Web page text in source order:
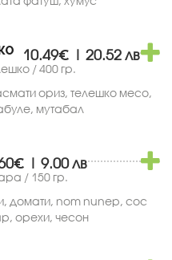
/ 400 гр.
10.49€ | 20.52 лв
ориз, телешко месо,
мутабал
/ 150 гр.
| 9.00 лв
домати, nom nunep, сос
орехи, чесон